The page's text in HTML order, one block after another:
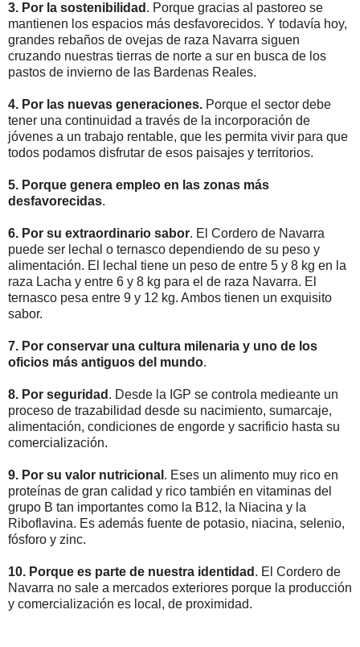
3. Por la sostenibilidad . Porque gracias al pastoreo se
mantienen los espacios más desfavorecidos. Y todavía hoy,
grandes rebaños de ovejas de raza Navarra siguen
cruzando nuestras tierras de norte a sur en busca de los
pastos de invierno de las Bardenas Reales.
4. Por las nuevas generaciones. Porque el sector debe
tener una continuidad a través de la incorporación de
jóvenes a un trabajo rentable, que les permita vivir para que
todos podamos disfrutar de esos paisajes y territorios.
5. Porque genera empleo en las zonas más
desfavorecidas.
6. Por su extraordinario sabor. El Cordero de Navarra
puede ser lechal o ternasco dependiendo de su peso y
alimentación. El lechal tiene un peso de entre 5 y 8 kg en la
raza Lacha y entre 6 y 8 kg para el de raza Navarra. El
ternasco pesa entre 9 y 12 kg. Ambos tienen un exquisito
sabor.
7. Por conservar una cultura milenaria y uno de los
oficios más antiguos del mundo.
8. Por seguridad . Desde la IGP se controla medieante un
proceso de trazabilidad desde su nacimiento, sumarcaje,
alimentación, condiciones de engorde y sacrificio hasta su
comercialización.
9. Por su valor nutricional . Eses un alimento muy rico en
proteínas de gran calidad y rico también en vitaminas del
grupo B tan importantes como la B12, la Niacina y la
Riboflavina. Es además fuente de potasio, niacina, selenio,
fósforo y zinc.
10. Porque es parte de nuestra identidad . El Cordero de
Navarra no sale a mercados exteriores porque la producción
y comercialización es local, de proximidad.